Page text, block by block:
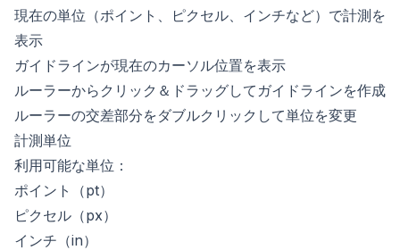
現在の単位（ポイント、ピクセル、インチなど）で計測を
表示
ガイドラインが現在のカーソル位置を表示
ルーラーからクリック＆ドラッグしてガイドラインを作成
ルーラーの交差部分をダブルクリックして単位を変更
計測単位
利用可能な単位：
ポイント（pt）
ピクセル（px）
インチ（in）